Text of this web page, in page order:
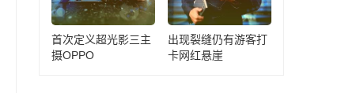
首次定义超光影三主
摄OPPO
出现裂缝仍有游客打
卡网红悬崖